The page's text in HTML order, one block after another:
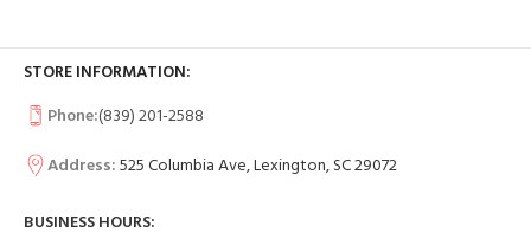
STORE INFORMATION:
Phone:(839) 201-2588
Address:525 Columbia Ave, Lexington, SC 29072
BUSINESS HOURS: